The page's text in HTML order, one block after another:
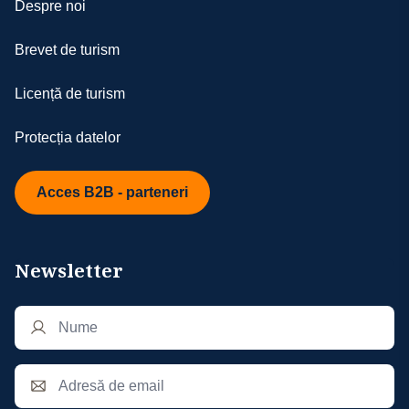
evenimente neprevăzute ce pot afecta
Asigurarea storno acoperă riscul anulării
îmbolnăvire, accidente, evenimente familiale
asiguratorul poate returna sumele pierdute
din cauza penalizărilor contractuale, în
Asigurarea medicală de călătorie acoperă
urgență, tratamente, spitalizare sau alte
intervenții necesare în timpul vacanței,
inclusiv transportul medical de urgență,
dacă este cazul.
Ambele tipuri de asigurări pot fi încheiate la
situaţiilor ivite; totodată, agenţia nu poate fi
unor cheltuieli suplimentare aferente
începând cu bancheta a doua, în ordinea
de single pentru cazare NU beneficiază de 2
locuri în autocar
- agenţia nu-şi asumă responsabilitatea în
cazul în care anumite obiective nu pot fi
- conform legilor internaţionale, doar ghizii
locali au dreptul să ofere explicaţii în
interiorul muzeelor, monumentelor etc.;
altfel, conducătorii de grup vor oferi
explicaţii turiştilor doar în afara obiectivelor
turistice; ghizii locali pot fi angajaţi contra
Despre noi
Brevet de turism
Licență de turism
Protecția datelor
Acces B2B - parteneri
Newsletter